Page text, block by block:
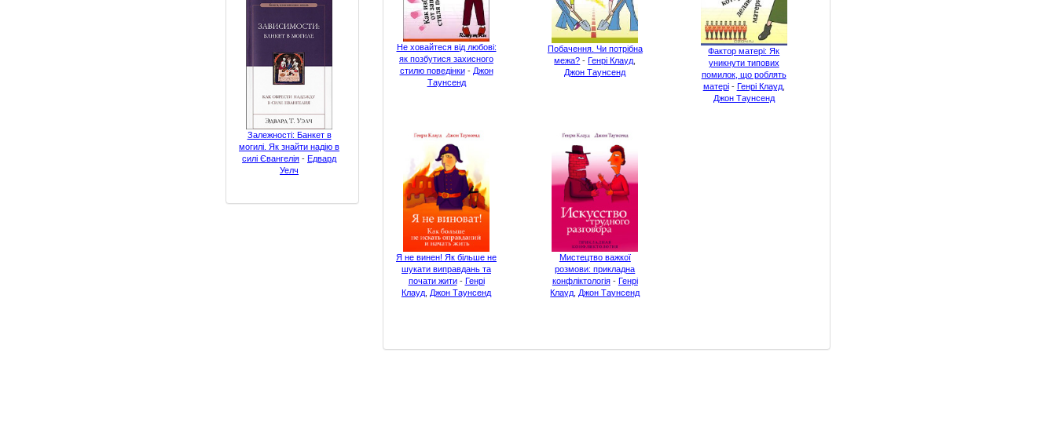
Залежності: Банкет в
могилі. Як знайти надію в
силі Євангелія - Едвард
Уелч
Не ховайтеся від любові:
як позбутися захисного
стилю поведінки- Джон
Таунсенд
Побачення. Чи потрібна
межа? - Генрі Клауд
Джон Таунсенд
Фактор матері: Як
уникнути типових
помилок, що роблять
матері- Генрі Клауд,
Джон Таунсенд
Я не винен! Як більше не
шукати виправдань та
почати жити- Генрі
Клауд Джон Таунсенд
Мистецтво важкої
розмови: прикладна
конфліктологія- Генрі
Клауд Джон Таунсенд